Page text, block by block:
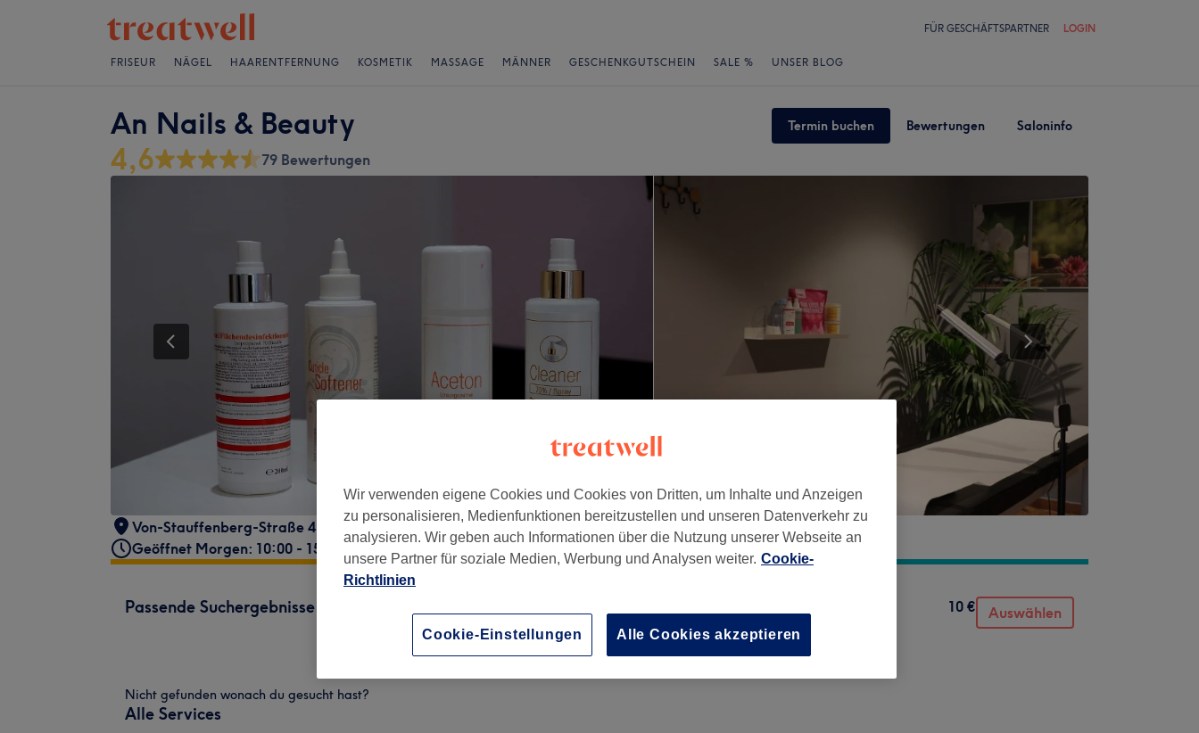
FÜR GESCHÄFTSPARTNER LOGIN
FRISEUR NÄGEL HAARENTFERNUNG KOSMETIK MASSAGE MÄNNER GESCHENKGUTSCHEIN SALE % UNSER BLOG
An Nails & Beauty Termin buchen Bewertungen Saloninfo
4,6 79 Bewertungen
Von-Stauffenberg-Straße 41 Unterhaching, 82008
Geöffnet Morgen: 10:00 - 15:00
Passende Suchergebnisse
15 Min.Details anzeigen
10 € Auswählen
Nicht gefunden wonach du gesucht hast?
Alle Services
Wir verwenden eigene Cookies und Cookies von Dritten, um Inhalte und Anzeigen
zu personalisieren, Medienfunktionen bereitzustellen und unseren Datenverkehr zu
analysieren. Wir geben auch Informationen über die Nutzung unserer Webseite an
unsere Partner für soziale Medien, Werbung und Analysen weiter. Cookie-
Richtlinien
Cookie-Einstellungen Alle Cookies akzeptieren